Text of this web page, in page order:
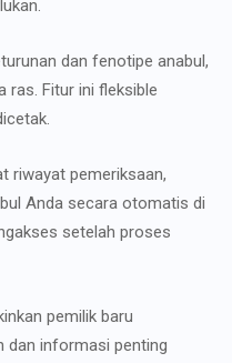
dan fenotipe anabul,
ras. Fitur ini fleksible
riwayat pemeriksaan,
Anda secara otomatis di
setelah proses
pemilik baru
dan informasi penting